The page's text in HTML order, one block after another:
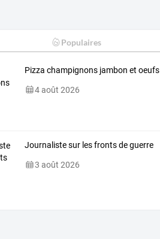
Populaires
Pizza champignons jambon et oeufs
4 août 2026
Journaliste sur les fronts de guerre
3 août 2026